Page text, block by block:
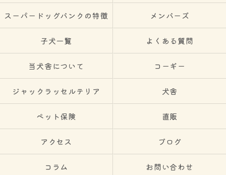
スーパードッグバンクの特徴 メンバーズ
子犬一覧 よくある質問
当犬舎について コーギー
ジャックラッセルテリア 犬舎
ペット保険 直販
アクセス ブログ
コラム お問い合わせ